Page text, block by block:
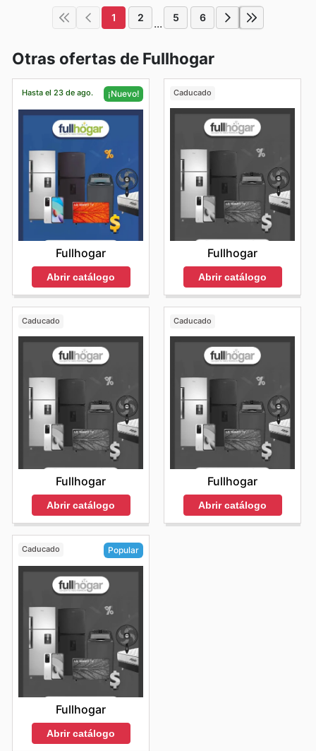
1 2 ... 5 6
Otras ofertas de Fullhogar
Hasta el 23 de ago. ¡Nuevo!
Fullhogar
Abrir catálogo
Caducado
Fullhogar
Abrir catálogo
Caducado
Fullhogar
Abrir catálogo
Caducado
Fullhogar
Abrir catálogo
Caducado Popular
Fullhogar
Abrir catálogo